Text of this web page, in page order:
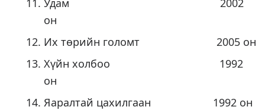
Удам 2002
он
Их төрийн голомт 2005 он
Хүйн холбоо 1992
он
Яаралтай цахилгаан 1992 он